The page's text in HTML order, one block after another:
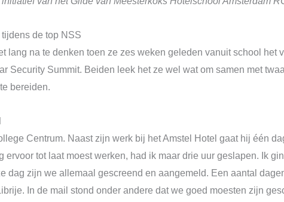
de top NSS
lang na te denken toen ze zes weken geleden vanuit school het
Security Summit. Beiden leek het ze wel wat om samen met
bereiden.
Centrum. Naast zijn werk bij het Amstel Hotel gaat hij één
ervoor tot laat moest werken, had ik maar drie uur geslapen. Ik
dag zijn we allemaal gescreend en aangemeld. Een aantal
In de mail stond onder andere dat we goed moesten zijn